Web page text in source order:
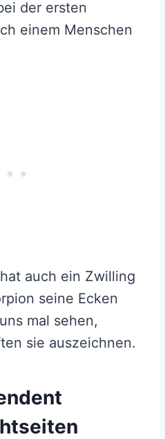
der ersten
einem Menschen
auch ein Zwilling
seine Ecken
mal sehen,
sie auszeichnen.